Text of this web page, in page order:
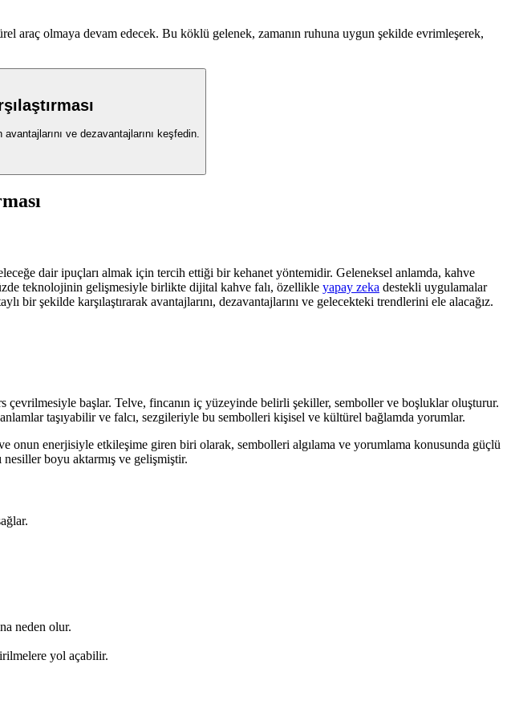
araç olmaya devam edecek. Bu köklü gelenek, zamanın ruhuna uygun şekilde evrimleşerek,
ve dezavantajlarını keşfedin.
dair ipuçları almak için tercih ettiği bir kehanet yöntemidir. Geleneksel anlamda, kahve
teknolojinin gelişmesiyle birlikte dijital kahve falı, özellikle yapay zeka destekli uygulamalar
şekilde karşılaştırarak avantajlarını, dezavantajlarını ve gelecekteki trendlerini ele alacağız.
çevrilmesiyle başlar. Telve, fincanın iç yüzeyinde belirli şekiller, semboller ve boşluklar oluşturur.
taşıyabilir ve falcı, sezgileriyle bu sembolleri kişisel ve kültürel bağlamda yorumlar.
onun enerjisiyle etkileşime giren biri olarak, sembolleri algılama ve yorumlama konusunda güçlü
boyu aktarmış ve gelişmiştir.
neden olur.
yol açabilir.